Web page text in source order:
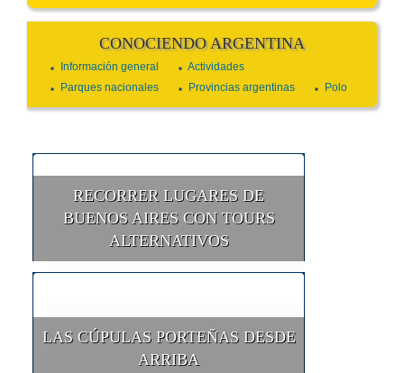
CONOCIENDO ARGENTINA
Información general
Actividades
Parques nacionales
Provincias argentinas Polo
RECORRER LUGARES DE
BUENOS AIRES CON TOURS
ALTERNATIVOS
LAS CÚPULAS PORTEÑAS DESDE
ARRIBA